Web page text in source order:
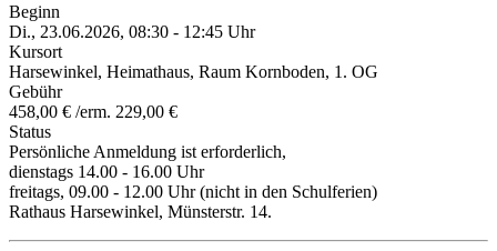
Beginn
Di., 23.06.2026, 08:30 - 12:45 Uhr
Kursort
Harsewinkel, Heimathaus, Raum Kornboden, 1. OG
Gebühr
458,00 € /erm. 229,00 €
Status
Persönliche Anmeldung ist erforderlich,
dienstags 14.00 - 16.00 Uhr
freitags, 09.00 - 12.00 Uhr (nicht in den Schulferien)
Rathaus Harsewinkel, Münsterstr. 14.